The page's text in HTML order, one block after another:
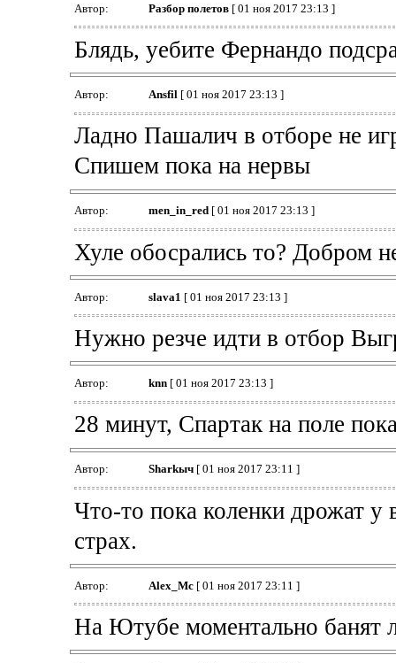
Автор: Разбор полетов[ 01 ноя 2017 23:13 ]
Блядь, уебите Фернандо
Автор: Ansfil [ 01 ноя 2017 23:13 ]
Ладно Пашалич в отборе не
Спишем пока на нервы
Автор: men_in_red[ 01 ноя 2017 23:13 ]
Хуле обосрались то? Добром
Автор: slava1 [ 01 ноя 2017 23:13 ]
Нужно резче идти в отбор
Автор: knn[ 01 ноя 2017 23:13 ]
28 минут, Спартак на поле
Автор: Sharkыч[ 01 ноя 2017 23:11 ]
Что-то пока коленки дрожат
страх.
Автор: Alex_Mc[ 01 ноя 2017 23:11 ]
На Ютубе моментально банят